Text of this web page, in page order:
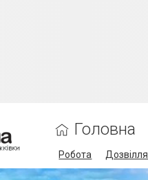
Головна
Робота Дозвілля